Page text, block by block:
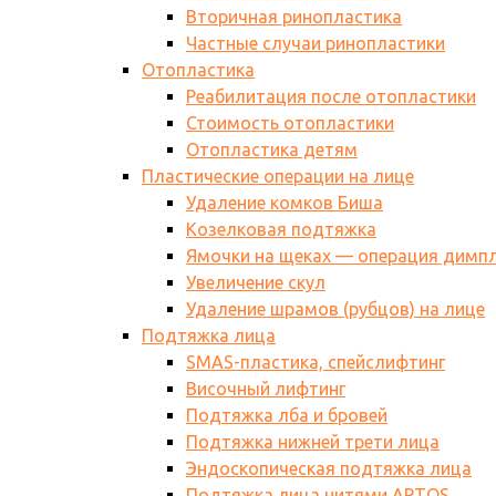
Вторичная ринопластика
Частные случаи ринопластики
Отопластика
Реабилитация после отопластики
Стоимость отопластики
Отопластика детям
Пластические операции на лице
Удаление комков Биша
Козелковая подтяжка
Ямочки на щеках — операция
Увеличение скул
Удаление шрамов (рубцов) на лице
Подтяжка лица
SMAS-пластика, спейслифтинг
Височный лифтинг
Подтяжка лба и бровей
Подтяжка нижней трети лица
Эндоскопическая подтяжка лица